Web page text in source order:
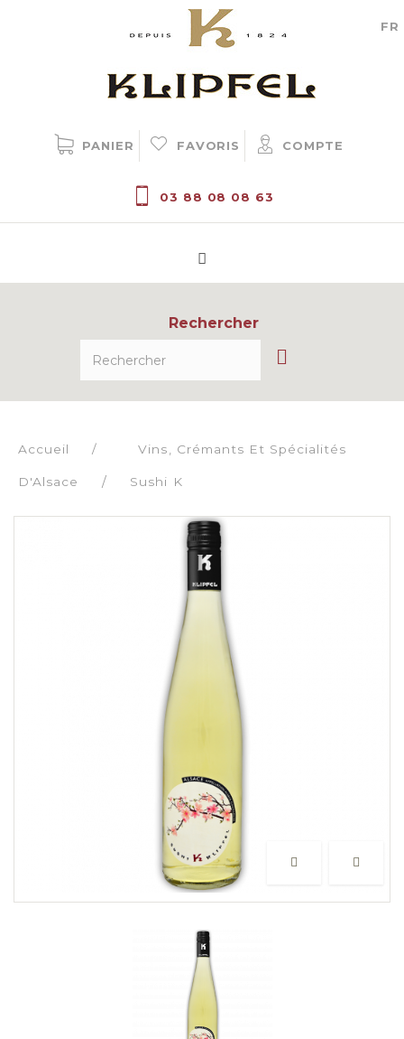
FR
PANIER FAVORIS COMPTE
03 88 08 08 63
Rechercher
Accueil / Vins, Crémants Et Spécialités
D'Alsace Sushi K